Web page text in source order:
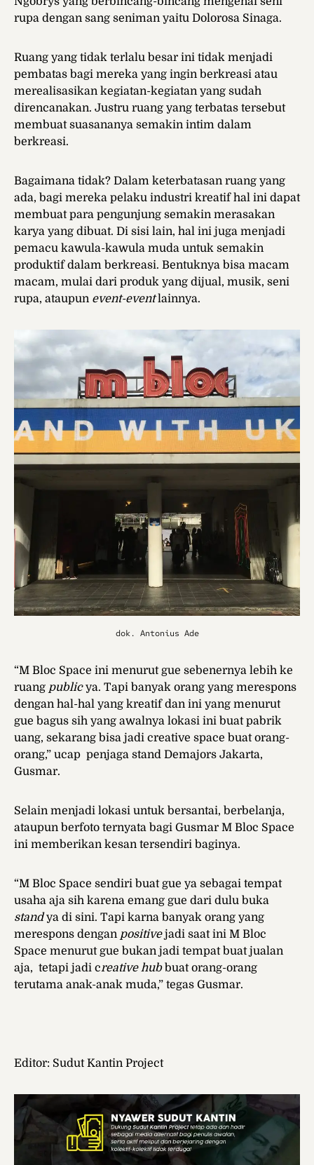
rupa dengan sang seniman yaitu Dolorosa Sinaga.
Ruang yang tidak terlalu besar ini tidak menjadi
pembatas bagi mereka yang ingin berkreasi atau
merealisasikan kegiatan-kegiatan yang sudah
direncanakan. Justru ruang yang terbatas tersebut
membuat suasananya semakin intim dalam
berkreasi.
Bagaimana tidak? Dalam keterbatasan ruang yang
ada, bagi mereka pelaku industri kreatif hal ini dapat
membuat para pengunjung semakin merasakan
karya yang dibuat. Di sisi lain, hal ini juga menjadi
pemacu kawula-kawula muda untuk semakin
produktif dalam berkreasi. Bentuknya bisa macam
macam, mulai dari produk yang dijual, musik, seni
rupa, ataupun event-eventlainnya.
dok. Antonius Ade
“M Bloc Space ini menurut gue sebenernya lebih ke
ruang publicya. Tapi banyak orang yang merespons
dengan hal-hal yang kreatif dan ini yang menurut
gue bagus sih yang awalnya lokasi ini buat pabrik
uang, sekarang bisa jadi creative space buat orang-
orang,” ucap penjaga stand Demajors Jakarta,
Gusmar.
Selain menjadi lokasi untuk bersantai, berbelanja,
ataupun berfoto ternyata bagi Gusmar M Bloc Space
ini memberikan kesan tersendiri baginya.
“M Bloc Space sendiri buat gue ya sebagai tempat
usaha aja sih karena emang gue dari dulu buka
standya di sini. Tapi karna banyak orang yang
merespons dengan positivejadi saat ini M Bloc
Space menurut gue bukan jadi tempat buat jualan
aja, tetapi jadi creative hubbuat orang-orang
terutama anak-anak muda,” tegas Gusmar.
Editor: Sudut Kantin Project